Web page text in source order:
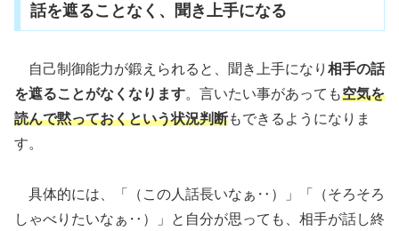
話を遮ることなく、聞き上手になる
自己制御能力が鍛えられると、聞き上手になり 相手の話
を遮ることがなくなります。言いたい事があっても空気を
読んで黙っておくという状況判断もできるようになりま
す。
具体的には、「（この人話長いなぁ‥）」「（そろそろ
しゃべりたいなぁ‥）」と自分が思っても、相手が話し終